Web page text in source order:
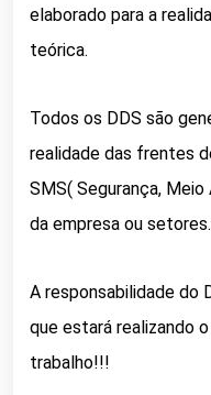
elaborado para a
teórica.
Todos os DDS são
realidade das frentes
SMS( Segurança,
da empresa ou setores.
A responsabilidade do
que estará realizando
trabalho!!!